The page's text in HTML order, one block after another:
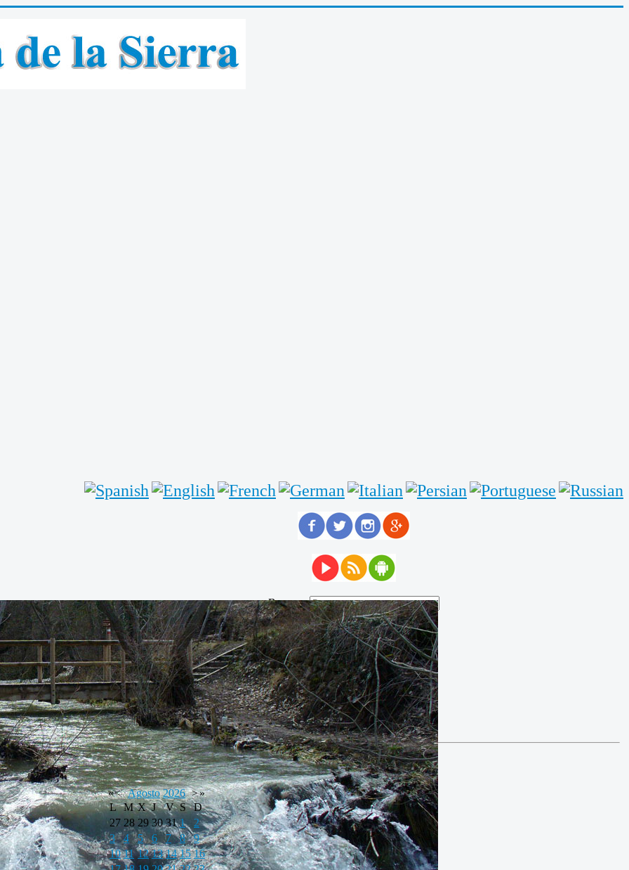
Buscar...
«< Agosto 2026 >»
L M X J V S
D
27 28 29 30 31 1
2
3
4 5 6 7 8
9
10 11 12 13 14 15 16